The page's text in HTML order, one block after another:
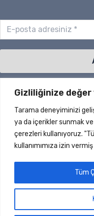
Gizliliğinize
Tarama deneyiminizi
ya da içerikler sunmak
çerezleri kullanıyoruz.
kullanımımıza izin
Tüm